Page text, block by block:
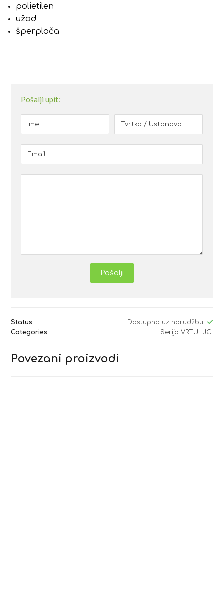
polietilen
užad
šperploča
Pošalji upit:
Pošalji
Status
Dostupno uz narudžbu
Categories
Serija VRTULJCI
Povezani proizvodi